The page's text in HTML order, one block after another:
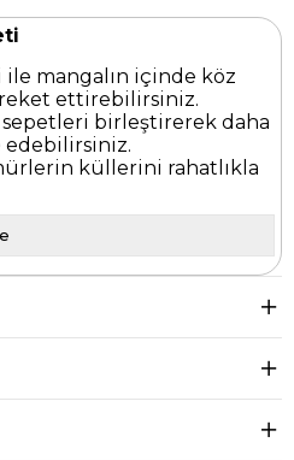
mangalın içinde köz
ettirebilirsiniz.
birleştirerek daha
edebilirsiniz.
küllerini rahatlıkla